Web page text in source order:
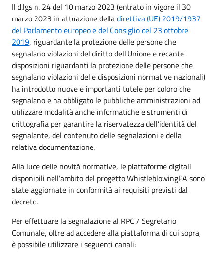
Il d.lgs n. 24 del 10 marzo 2023 (entrato in vigore il 30
marzo 2023 in attuazione delladirettiva (UE) 2019/1937
del Parlamento europeo e del Consiglio del 23 ottobre
2019, riguardante la protezione delle persone che
segnalano violazioni del diritto dell’Unione e recante
disposizioni riguardanti la protezione delle persone che
segnalano violazioni delle disposizioni normative nazionali)
ha introdotto nuove e importanti tutele per coloro che
segnalano e ha obbligato le pubbliche amministrazioni ad
utilizzare modalità anche informatiche e strumenti di
crittografia per garantire la riservatezza dell’identità del
segnalante, del contenuto delle segnalazioni e della
relativa documentazione.
Alla luce delle novità normative, le piattaforme digitali
disponibili nell’ambito del progetto WhistleblowingPA sono
state aggiornate in conformità ai requisiti previsti dal
decreto.
Per effettuare la segnalazione al RPC / Segretario
Comunale, oltre ad accedere alla piattaforma di cui sopra,
è possibile utilizzare i seguenti canali: